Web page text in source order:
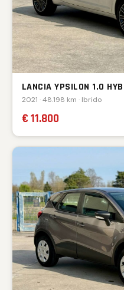
LANCIA YPSILON 1.0
2021 · 48.198 km · Ibrido
€ 11.800